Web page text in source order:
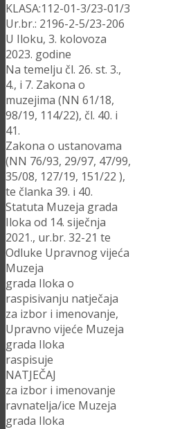
KLASA:112-01-3/23-01/3
Ur.br.: 2196-2-5/23-206
U Iloku, 3. kolovoza
2023. godine
Na temelju čl. 26. st. 3.,
4., i 7. Zakona o
muzejima (NN 61/18,
98/19, 114/22), čl. 40. i
41.
Zakona o ustanovama
(NN 76/93, 29/97, 47/99,
35/08, 127/19, 151/22 ),
te članka 39. i 40.
Statuta Muzeja grada
Iloka od 14. siječnja
2021., ur.br. 32-21 te
Odluke Upravnog vijeća
Muzeja
grada Iloka o
raspisivanju natječaja
za izbor i imenovanje,
Upravno vijeće Muzeja
grada Iloka
raspisuje
NATJEČAJ
za izbor i imenovanje
ravnatelja/ice Muzeja
grada Iloka